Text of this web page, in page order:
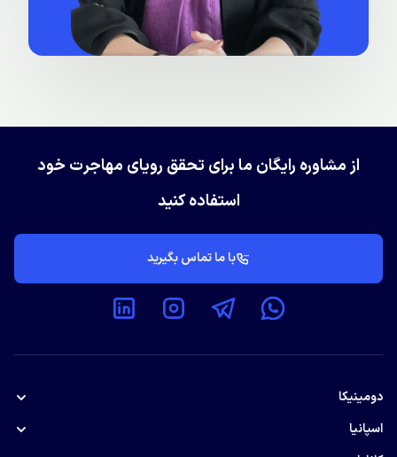
از مشاوره رایگان ما برای تحقق رویای مهاجرت خود
استفاده کنید
با ما تماس بگیرید
دومینیکا
پاسپورت دومینیکا
اسپانیا